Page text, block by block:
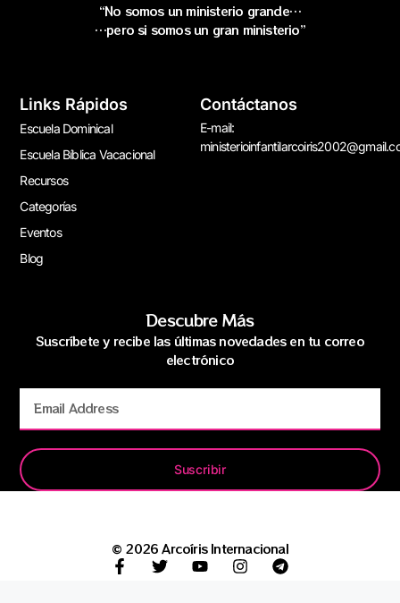
“No somos un ministerio grande…
…pero si somos un gran ministerio”
Links Rápidos
Escuela Dominical
Escuela Bíblica Vacacional
Recursos
Categorías
Eventos
Blog
Contáctanos
E-mail:
Descubre Más
Suscríbete y recibe las últimas novedades en tu correo
electrónico
Suscribir
© 2026 Arcoíris Internacional